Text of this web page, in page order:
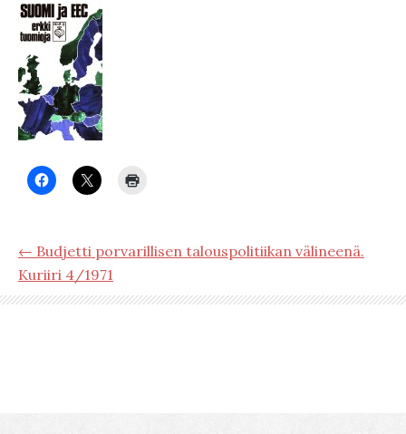
← Budjetti porvarillisen talouspolitiikan välineenä.
Kuriiri 4/1971